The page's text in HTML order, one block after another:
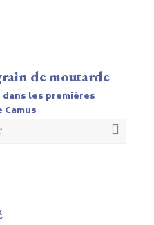
de moutarde
les premières